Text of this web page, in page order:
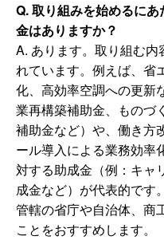
Q. 取り組みを始めるに
金はありますか？
A. あります。取り組む
れています。例えば、省
化、高効率空調への更新
業再構築補助金、ものづ
補助金など）や、働き方
ール導入による業務効率
対する助成金（例：キャ
成金など）が代表的です
管轄の省庁や自治体、商
ことをおすすめします。